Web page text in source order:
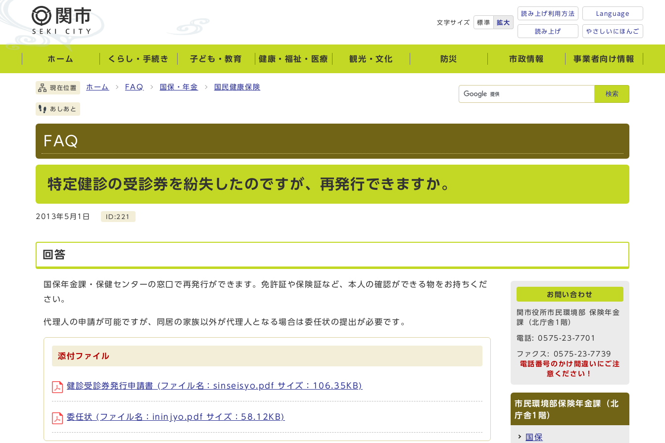
文字サイズ 標準 拡大
読み上げ利用方法
読み上げ
Language
やさしいにほんご
ホーム くらし・手続き 子ども・教育 健康・福祉・医療 観光・文化 防災 市政情報 事業者向け情報
検索
現在位置 ホーム FAQ 国保・年金 国民健康保険
あしあと
FAQ
特定健診の受診券を紛失したのですが、再発行できますか。
2013年5月1日 ID:221
回答
国保年金課・保健センターの窓口で再発行ができます。免許証や保険証など、本人の確認ができる物をお持ちくだ
さい。
代理人の申請が可能ですが、同居の家族以外が代理人となる場合は委任状の提出が必要です。
添付ファイル
健診受診券発行申請書 (ファイル名：sinseisyo.pdf サイズ：106.35KB)
委任状 (ファイル名：ininjyo.pdf サイズ：58.12KB)
お問い合わせ
関市役所市民環境部 保険年金
課（北庁舎1階）
電話: 0575-23-7701
ファクス: 0575-23-7739
電話番号のかけ間違いにご注
意ください！
市民環境部保険年金課（北
庁舎1階）
国保